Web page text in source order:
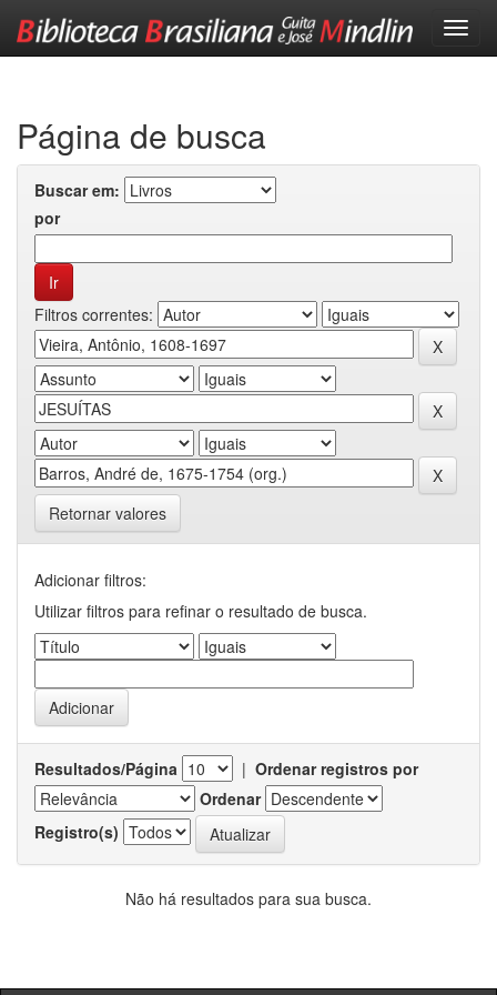
Página de busca
Buscar em:
por
Filtros correntes:
Retornar valores
Adicionar filtros:
Utilizar filtros para refinar o resultado de busca.
Resultados/Página | Ordenar registros por
Ordenar
Registro(s)
Não há resultados para sua busca.